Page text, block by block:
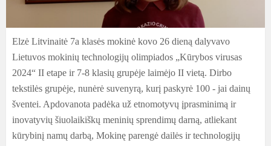
Elzė Litvinaitė 7a klasės mokinė kovo 26 dieną dalyvavo
Lietuvos mokinių technologijų olimpiados „Kūrybos virusas
2024“ II etape ir 7-8 klasių grupėje laimėjo II vietą. Dirbo
tekstilės grupėje, nunėrė suvenyrą, kurį paskyrė 100 - jai dainų
šventei. Apdovanota padėka už etnomotyvų įprasminimą ir
inovatyvių šiuolaikiškų meninių sprendimų darną, atliekant
kūrybinį namų darbą, Mokinę parengė dailės ir technologijų